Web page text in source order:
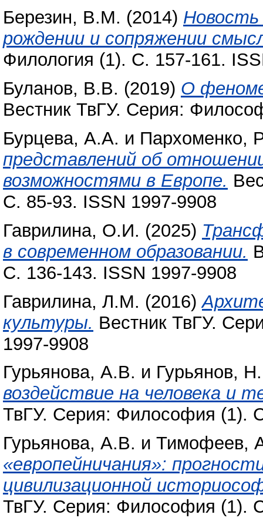
Березин, В.М. (2014)
рождении и сопряжении
Филология (1). С. 157-161.
Буланов, В.В. (2019) O
Вестник ТвГУ. Серия:
Бурцева, А.А. и Пархоменко,
представлений об
возможностями в Европе.
С. 85-93. ISSN 1997-9908
Гаврилина, О.И. (2025)
в современном образовании.
С. 136-143. ISSN 1997-9908
Гаврилина, Л.М. (2016)
культуры. Вестник ТвГУ.
1997-9908
Гурьянова, А.В. и Гурьянов,
воздействие на человека и
ТвГУ. Серия: Философия (1).
Гурьянова, А.В. и Тимофеев,
«европейничания»:
цивилизационной
ТвГУ. Серия: Философия (1).